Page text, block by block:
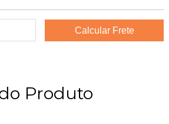
Produto